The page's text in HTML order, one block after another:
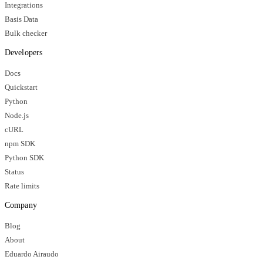
Integrations
Basis Data
Bulk checker
Developers
Docs
Quickstart
Python
Node.js
cURL
npm SDK
Python SDK
Status
Rate limits
Company
Blog
About
Eduardo Airaudo